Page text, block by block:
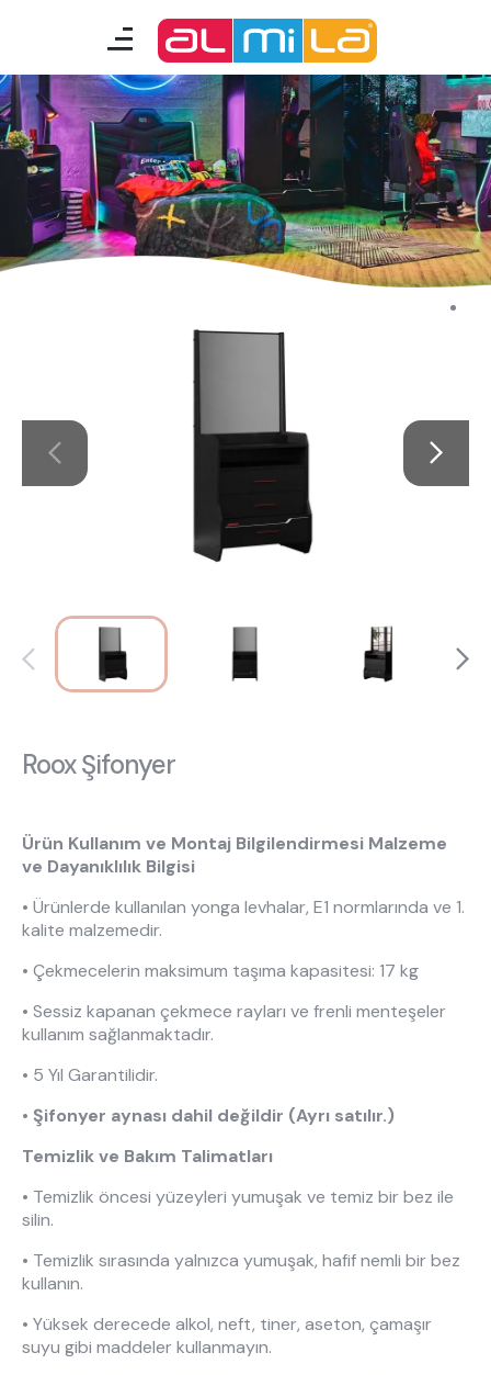
mobilyalar genç odası
çocuk/bebek odası akıllı mobilyalar
Almila Kariyer
Almila Life Concept
Bilgi Toplumu Hizmetleri
Bize Ulaşın
İnsan Kaynakları
444 8 543
Roox Şifonyer
Ürün Kullanım ve Montaj Bilgilendirmesi Malzeme
ve Dayanıklılık Bilgisi
• Ürünlerde kullanılan yonga levhalar, E1 normlarında ve 1.
kalite malzemedir.
• Çekmecelerin maksimum taşıma kapasitesi: 17 kg
• Sessiz kapanan çekmece rayları ve frenli menteşeler
kullanım sağlanmaktadır.
• 5 Yıl Garantilidir.
• Şifonyer aynası dahil değildir (Ayrı satılır.)
Temizlik ve Bakım Talimatları
• Temizlik öncesi yüzeyleri yumuşak ve temiz bir bez ile
silin.
• Temizlik sırasında yalnızca yumuşak, hafif nemli bir bez
kullanın.
• Yüksek derecede alkol, neft, tiner, aseton, çamaşır
suyu gibi maddeler kullanmayın.